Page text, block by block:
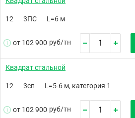
12 3ПС L=6 м
от 102 900 руб/тн
Квадрат стальной
12 3сп L=5-6 м, категория 1
от 102 900 руб/тн